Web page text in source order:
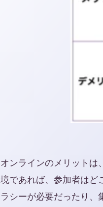
オンラインのメリットは
境であれば、参加者はど
ラシーが必要だったり、